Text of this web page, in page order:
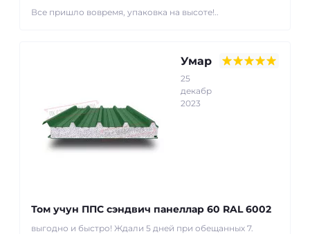
Все пришло вовремя, упаковка на высоте!..
Умар
25
декабр
2023
Том учун ППС сэндвич панеллар 60 RAL 6002
выгодно и быстро! Ждали 5 дней при обещанных 7.